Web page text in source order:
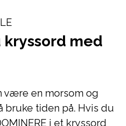
med
være en morsom og
bruke tiden på. Hvis du
i et kryssord